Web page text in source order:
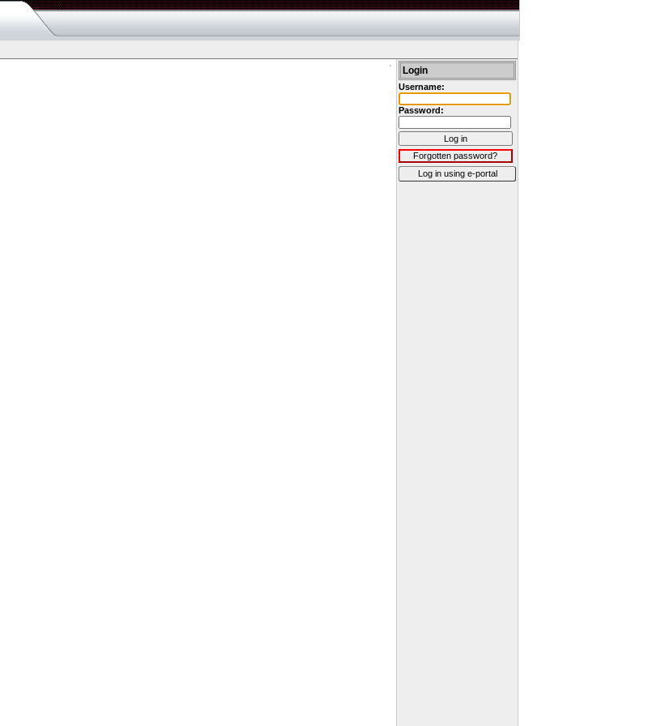
Login
Username:
Password:
Log in
Forgotten password?
Log in using e-portal